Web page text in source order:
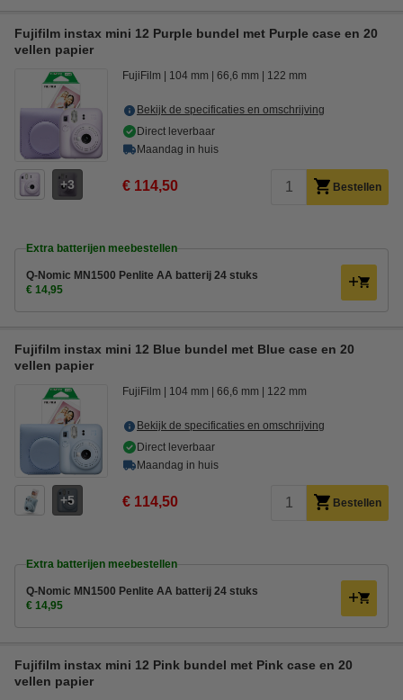
Fujifilm instax mini 12 Purple bundel met Purple case en 20
vellen papier
3
FujiFilm 104 mm 66,6 mm 122 mm
Bekijk de specificaties en omschrijving
Direct leverbaar
Maandag in huis
€ 114,50 Bestellen
Extra batterijen meebestellen
Q-Nomic MN1500 Penlite AA batterij 24 stuks
€ 14,95
Fujifilm instax mini 12 Blue bundel met Blue case en 20
vellen papier
5
FujiFilm 104 mm 66,6 mm 122 mm
Bekijk de specificaties en omschrijving
Direct leverbaar
Maandag in huis
€ 114,50 Bestellen
Extra batterijen meebestellen
Q-Nomic MN1500 Penlite AA batterij 24 stuks
€ 14,95
Fujifilm instax mini 12 Pink bundel met Pink case en 20
vellen papier